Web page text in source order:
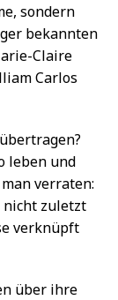
sondern
bekannten
Claire
Carlos
leben und
verraten:
nicht zuletzt
verknüpft
über ihre